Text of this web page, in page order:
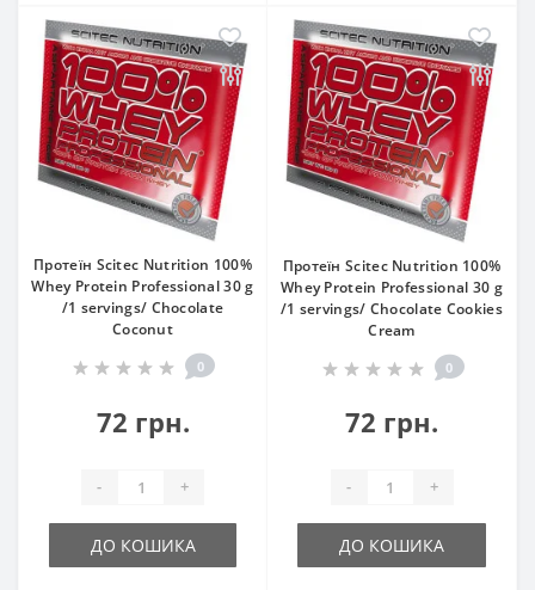
Протеїн Scitec Nutrition 100%
Whey Protein Professional 30 g
/1 servings/ Chocolate
Coconut
0
72 грн.
- +
ДО КОШИКА
Протеїн Scitec Nutrition 100%
Whey Protein Professional 30 g
/1 servings/ Chocolate Cookies
Cream
0
72 грн.
- +
ДО КОШИКА